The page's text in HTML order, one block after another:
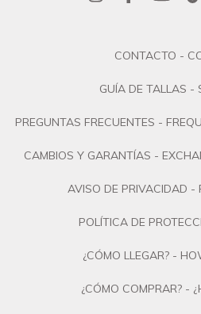
CONTACTO -
GUÍA DE TALLAS -
PREGUNTAS FRECUENTES -
CAMBIOS Y GARANTÍAS -
AVISO DE PRIVACIDAD -
POLÍTICA DE
¿CÓMO LLEGAR? -
¿CÓMO COMPRAR? -